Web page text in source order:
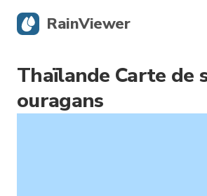
Thaïlande Carte de
ouragans
RainViewer
Radar en direct
Suivi des ouragans